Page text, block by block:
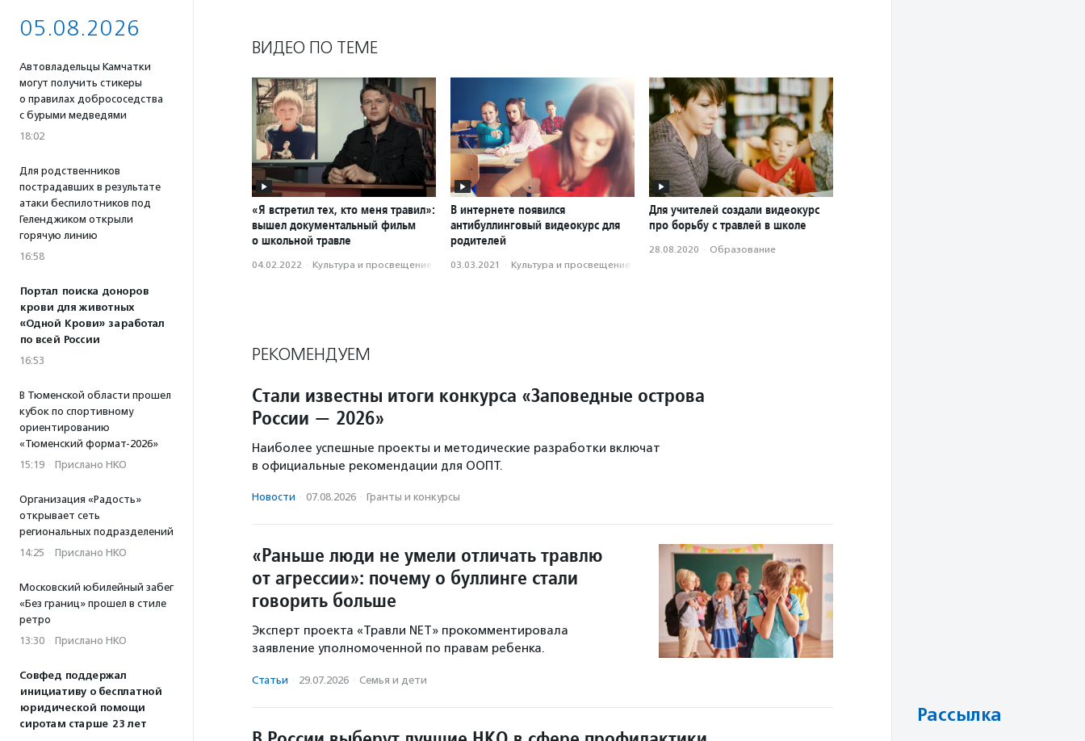
05.08.2026
Автовладельцы Камчатки
могут получить стикеры
о правилах добрососедства
с бурыми медведями
18:02
Для родственников
пострадавших в результате
атаки беспилотников под
Геленджиком открыли
горячую линию
16:58
Портал поиска доноров
крови для животных
«Одной Крови» заработал
по всей России
16:53
В Тюменской области прошел
кубок по спортивному
ориентированию
«Тюменский формат-2026»
15:19 · Прислано НКО
Организация «Радость»
открывает сеть
региональных подразделений
14:25 · Прислано НКО
Московский юбилейный забег
«Без границ» прошел в стиле
ретро
13:30 · Прислано НКО
Совфед поддержал
инициативу о бесплатной
юридической помощи
сиротам старше 23 лет
ВИДЕО ПО ТЕМЕ
«Я встретил тех, кто меня травил»:
вышел документальный фильм
о школьной травле
04.02.2022 · Культура и просвещение
В интернете появился
антибуллинговый видеокурс для
родителей
03.03.2021 · Культура и просвещение
Для учителей создали видеокурс
про борьбу с травлей в школе
28.08.2020 · Образование
РЕКОМЕНДУЕМ
Стали известны итоги конкурса «Заповедные острова
России — 2026»
Наиболее успешные проекты и методические разработки включат
в официальные рекомендации для ООПТ.
Новости · 07.08.2026 · Гранты и конкурсы
«Раньше люди не умели отличать травлю
от агрессии»: почему о буллинге стали
говорить больше
Эксперт проекта «Травли NET» прокомментировала
заявление уполномоченной по правам ребенка.
Статьи · 29.07.2026 · Семья и дети
Рассылка